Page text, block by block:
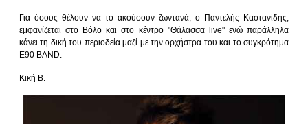
Για όσους θέλουν να το ακούσουν ζωντανά, ο Παντελής Καστανίδης,
εμφανίζεται στο Βόλο και στο κέντρο "Θάλασσα live" ενώ παράλληλα
κάνει τη δική του περιοδεία μαζί με την ορχήστρα του και το συγκρότημα
E90 BAND.
Κική Β.